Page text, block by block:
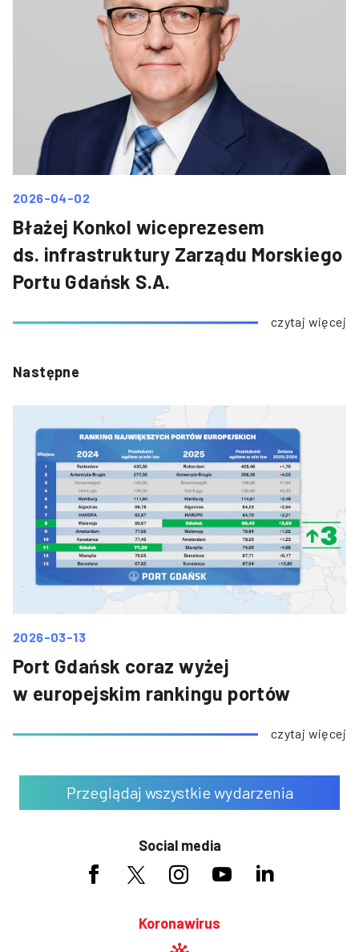
2026-04-02
Błażej Konkol wiceprezesem
ds. infrastruktury Zarządu Morskiego
Portu Gdańsk S.A.
czytaj więcej
Następne
2026-03-13
Port Gdańsk coraz wyżej
w europejskim rankingu portów
czytaj więcej
Przeglądaj wszystkie wydarzenia
Social media
Koronawirus